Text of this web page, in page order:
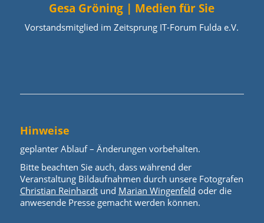
Gesa Gröning | Medien für Sie
Vorstandsmitglied im Zeitsprung IT-Forum Fulda e.V.
Hinweise
geplanter Ablauf – Änderungen vorbehalten.
Bitte beachten Sie auch, dass während der
Veranstaltung Bildaufnahmen durch unsere Fotografen
Christian Reinhardtund Marian Wingenfeld oder die
anwesende Presse gemacht werden können.